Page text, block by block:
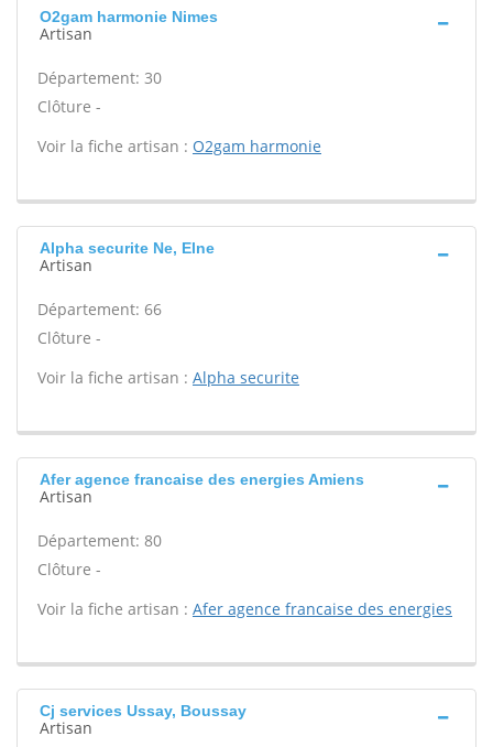
O2gam harmonie Nimes
Artisan
Département: 30
Clôture -
Voir la fiche artisan : O2gam harmonie
Alpha securite Ne, Elne
Artisan
Département: 66
Clôture -
Voir la fiche artisan : Alpha securite
Afer agence francaise des energies Amiens
Artisan
Département: 80
Clôture -
Voir la fiche artisan : Afer agence francaise des energies
Cj services Ussay, Boussay
Artisan